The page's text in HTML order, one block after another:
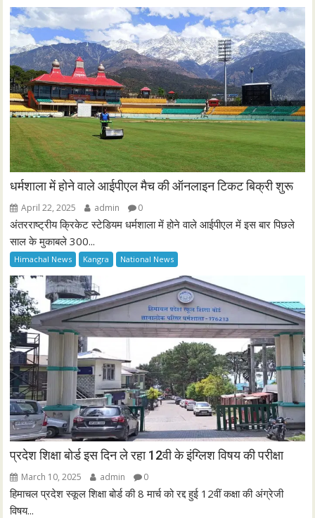
धर्मशाला में होने वाले आईपीएल मैच की ऑनलाइन टिकट बिक्री शुरू
April 22, 2025 admin 0
अंतरराष्ट्रीय क्रिकेट स्टेडियम धर्मशाला में होने वाले आईपीएल में इस बार पिछले
साल के मुकाबले 300...
Himachal News Kangra National News
प्रदेश शिक्षा बोर्ड इस दिन ले रहा 12वी के इंग्लिश विषय की परीक्षा
March 10, 2025 admin 0
हिमाचल प्रदेश स्कूल शिक्षा बोर्ड की 8 मार्च को रद्द हुई 12वीं कक्षा की अंग्रेजी
विषय...